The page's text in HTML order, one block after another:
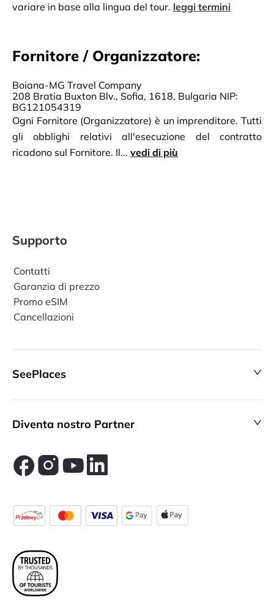
variare in base alla lingua del tour. leggi termini
Fornitore / Organizzatore:
Boiana-MG Travel Company
208 Bratia Buxton Blv., Sofia, 1618, Bulgaria NIP:
BG121054319
Ogni Fornitore (Organizzatore) è un imprenditore. Tutti
gli obblighi relativi all'esecuzione del contratto
ricadono sul Fornitore. Il... vedi di più
Supporto
Contatti
Garanzia di prezzo
Promo eSIM
Cancellazioni
SeePlaces
Diventa nostro Partner